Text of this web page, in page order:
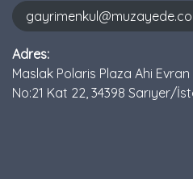
Adres:
Maslak Polaris Plaza Ahi
No:21 Kat 22, 34398 Sarıyer/